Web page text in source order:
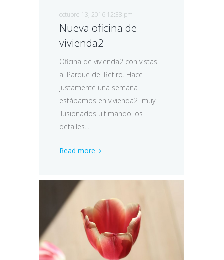
octubre 13, 2016 12:38 pm
Nueva oficina de
vivienda2
Oficina de vivienda2 con vistas
al Parque del Retiro. Hace
justamente una semana
estábamos en vivienda2 muy
ilusionados ultimando los
detalles...
Read more